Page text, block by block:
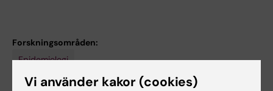
Forskningsområden:
Epidemiologi
Internationell migration och etniska relationer (IMER)
Vi använder kakor (cookies)